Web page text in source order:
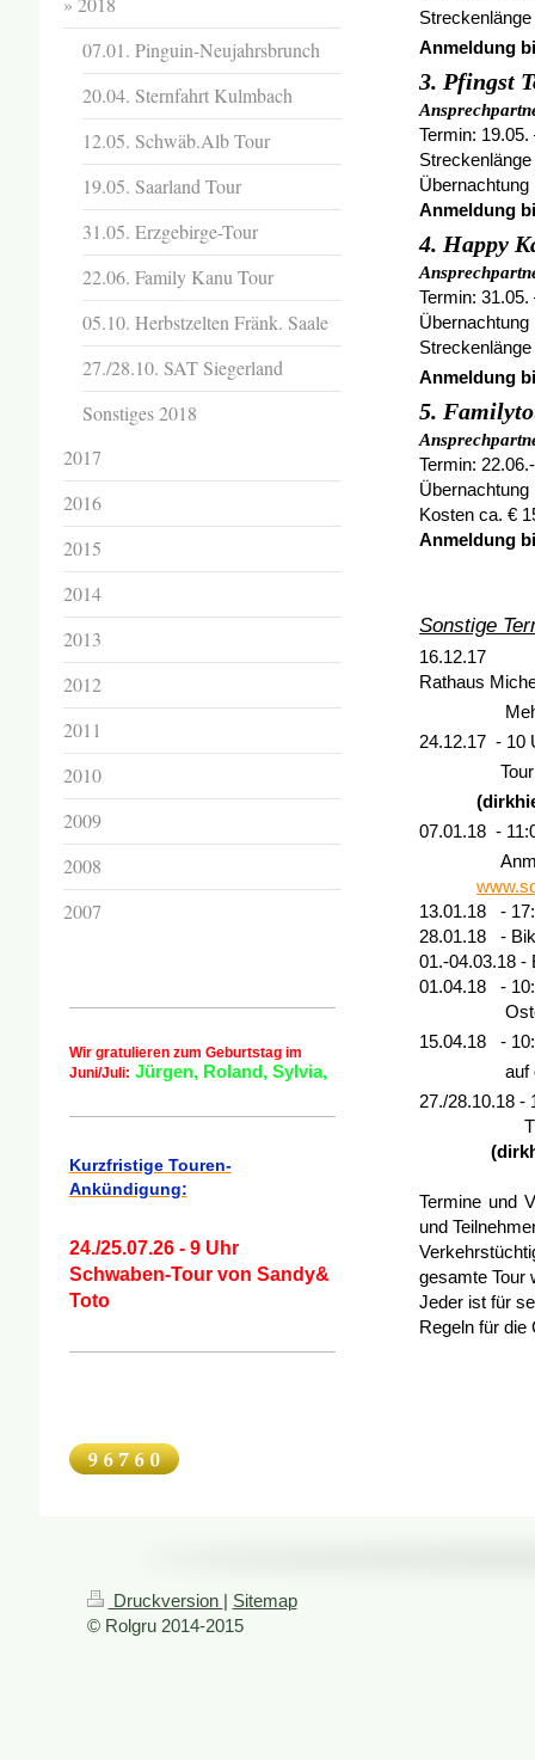
Anmeldung
3. Pfingst
Termin: 19.05.
Anmeldung
4. Happy
Termin: 31.05.
Anmeldung
5.
Termin:
Kosten ca. €
Anmeldung
Sonstige
16.12.17
Rathaus
Mehr
24.12.17 - 10
Tour zum
07.01.18 -
13.01.18 -
28.01.18
-
01.-04.03.18 -
01.04.18
-
15.04.18 -
auf dem
27./28.10.18 -
Treffpunkt
Termine und
und
gesamte Tour
Jeder ist für
Regeln für die
07.01. Pinguin-Neujahrsbrunch
20.04. Sternfahrt Kulmbach
12.05. Schwäb.Alb Tour
19.05. Saarland Tour
31.05. Erzgebirge-Tour
22.06. Family Kanu Tour
05.10. Herbstzelten Fränk. Saale
27./28.10. SAT Siegerland
Sonstiges 2018
2017
2016
2015
2014
2013
2012
2011
2010
2009
2008
2007
Wir gratulieren zum Geburtstag im
Juni/Juli: Jürgen, Roland, Sylvia,
Kurzfristige Touren-
Ankündigung:
24./25.07.26 - 9 Uhr
Schwaben-Tour von Sandy&
Toto
Druckversion | Sitemap
© Rolgru 2014-2015